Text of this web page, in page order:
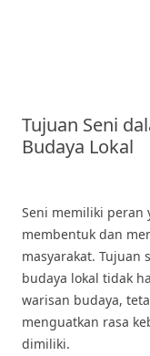
Tujuan Seni
Budaya Lokal
Seni memiliki peran
membentuk dan
masyarakat. Tujuan
budaya lokal tidak
warisan budaya,
menguatkan rasa
dimiliki.